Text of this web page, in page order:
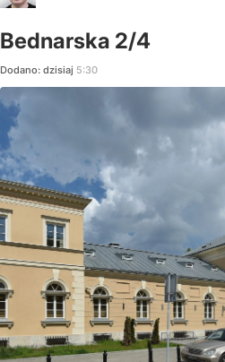
Bednarska 2/4
Dodano: dzisiaj 5:30